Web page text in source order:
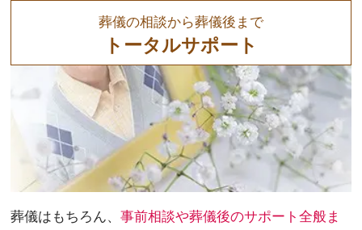
葬儀の相談から葬儀後まで
トータルサポート
葬儀はもちろん、事前相談や葬儀後のサポート全般ま